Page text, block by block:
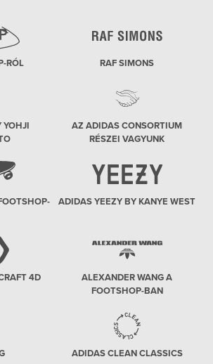
RÓL RAF SIMONS
YOHJI
AZ ADIDAS CONSORTIUM
RÉSZEI VAGYUNK
ADIDAS YEEZY BY KANYE WEST
4D
ALEXANDER WANG A
FOOTSHOP-BAN
ADIDAS CLEAN CLASSICS